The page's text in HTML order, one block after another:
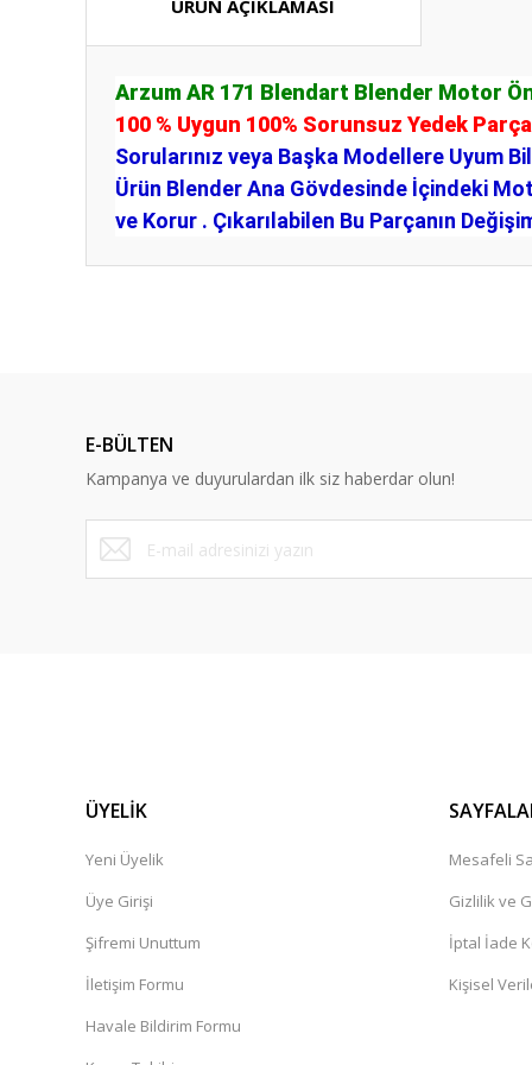
ÜRÜN AÇIKLAMASI
Arzum AR 171 Blendart Blender Motor
100 % Uygun 100% Sorunsuz Yedek Parça
Sorularınız veya Başka Modellere Uyum
Ürün Blender Ana Gövdesinde İçindeki
ve Korur . Çıkarılabilen Bu Parçanın
Ürün bilgilerinde hatalar bulunuyor.
Ürün fiyatı diğer sitelerden daha pahalı.
Bu ürüne benzer farklı alternatifler olmalı.
E-BÜLTEN
Kampanya ve duyurulardan ilk siz haberdar olun!
ÜYELİK
Yeni Üyelik
Üye Girişi
Şifremi Unuttum
İletişim Formu
Havale Bildirim Formu
Mesafeli
Gizlilik ve
İptal İade
Kişisel